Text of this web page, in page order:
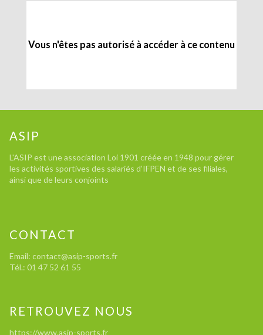
Vous n'êtes pas autorisé à accéder à ce contenu
ASIP
L'ASIP est une association Loi 1901 créée en 1948 pour gérer
les activités sportives des salariés d’IFPEN et de ses filiales,
ainsi que de leurs conjoints
CONTACT
Email: contact@asip-sports.fr
Tél.: 01 47 52 61 55
RETROUVEZ NOUS
https://www.asip-sports.fr